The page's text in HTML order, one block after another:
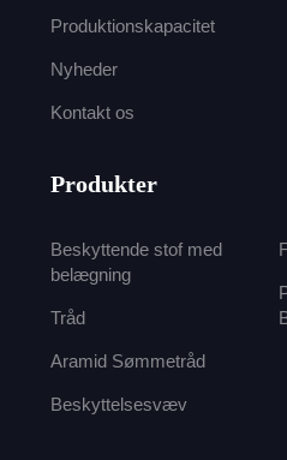
Produktionskapacitet
Nyheder
Kontakt os
Produkter
Beskyttende stof med
belægning
Tråd
Aramid Sømmetråd
Beskyttelsesvæv